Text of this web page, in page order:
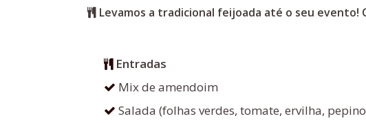
Levamos a tradicional feijoada até o seu evento!
Entradas
Mix de amendoim
Salada (folhas verdes, tomate, ervilha,